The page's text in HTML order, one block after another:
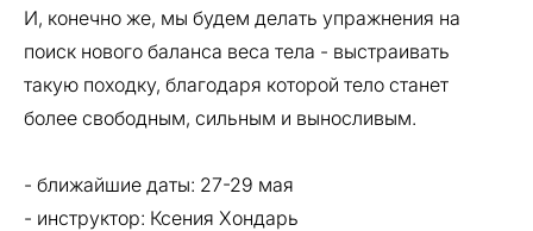
И, конечно же, мы будем делать упражнения на
поиск нового баланса веса тела - выстраивать
такую походку, благодаря которой тело станет
более свободным, сильным и выносливым.
- ближайшие даты: 27-29 мая
- инструктор: Ксения Хондарь